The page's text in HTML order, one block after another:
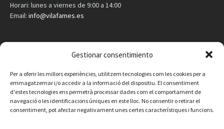
Gestionar consentimiento
Per a oferir les millors experiències, utilitzem tecnologies com les cookies per a
emmagatzemar i/o accedir a la informació del dispositiu. El consentiment
d'estes tecnologies ens permetrà processar dades com el comportament de
navegació o les identificacions úniques en este lloc. No consentir o retirar el
consentiment, pot afectar negativament unes certes característiques i funcions.
Horari: lunes a viernes de 9:00 a 14:00
Email: info@vilafames.es
Vilafamés al día
Consulta la agenda de Vilafamésaquí